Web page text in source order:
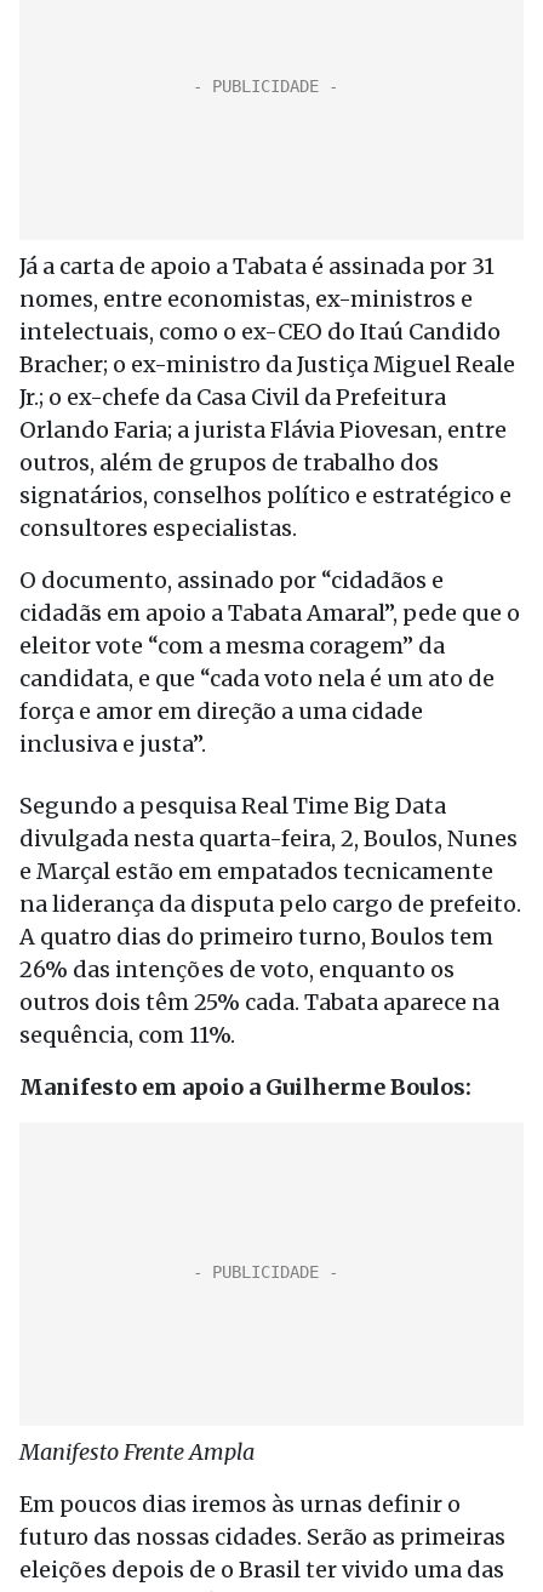
Já a carta de apoio a Tabata é assinada por 31
nomes, entre economistas, ex-ministros e
intelectuais, como o ex-CEO do Itaú Candido
Bracher; o ex-ministro da Justiça Miguel Reale
Jr.; o ex-chefe da Casa Civil da Prefeitura
Orlando Faria; a jurista Flávia Piovesan, entre
outros, além de grupos de trabalho dos
signatários, conselhos político e estratégico e
consultores especialistas.
O documento, assinado por “cidadãos e
cidadãs em apoio a Tabata Amaral”, pede que o
eleitor vote “com a mesma coragem” da
candidata, e que “cada voto nela é um ato de
força e amor em direção a uma cidade
inclusiva e justa”.
Segundo a pesquisa Real Time Big Data
divulgada nesta quarta-feira, 2, Boulos, Nunes
e Marçal estão em empatados tecnicamente
na liderança da disputa pelo cargo de prefeito.
A quatro dias do primeiro turno, Boulos tem
26% das intenções de voto, enquanto os
outros dois têm 25% cada. Tabata aparece na
sequência, com 11%.
Manifesto em apoio a Guilherme Boulos:
Manifesto Frente Ampla
Em poucos dias iremos às urnas definir o
futuro das nossas cidades. Serão as primeiras
eleições depois de o Brasil ter vivido uma das